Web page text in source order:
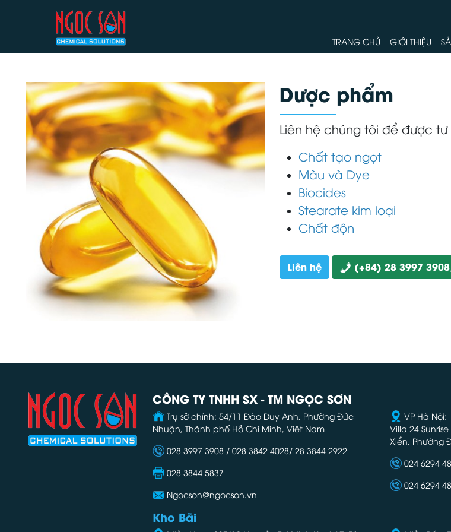
TRANG CHỦ GIỚI THIỆU
Dược phẩm
Liên hệ chúng tôi để được tư
Chất tạo ngọt
Màu và Dye
Biocides
Stearate kim loại
Chất độn
Liên hệ (+84) 28 3997
CÔNG TY TNHH SX - TM NGỌC SƠN
Trụ sở chính: 54/11 Đào Duy Anh, Phường Đức
Nhuận, Thành phố Hồ Chí Minh, Việt Nam
028 3997 3908 / 028 3842 4028/ 28 3844 2922
028 3844 5837
Ngocson@ngocson.vn
VP Hà Nội:
Villa 24
Xiển, Phường
024 6294
024 6294
Kho Bãi